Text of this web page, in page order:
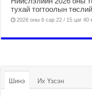
тухай тогтоолын
2026 оны 6 сар 22 / 15 цаг 40
Шинэ Их Үзсэн